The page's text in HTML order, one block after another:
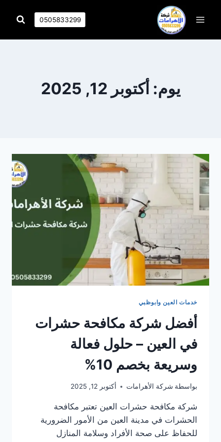
0505833299
يوم: أكتوبر 12, 2025
خدمات العين وابوظبي
أفضل شركة مكافحة حشرات
في العين – حلول فعالة
وسريعة بخصم 10%
بواسطة شركة الأهرامات أكتوبر 12, 2025
شركة مكافحة حشرات العين تعتبر مكافحة
الحشرات في مدينة العين من الأمور الضرورية
للحفاظ على صحة الأفراد وسلامة المنازل